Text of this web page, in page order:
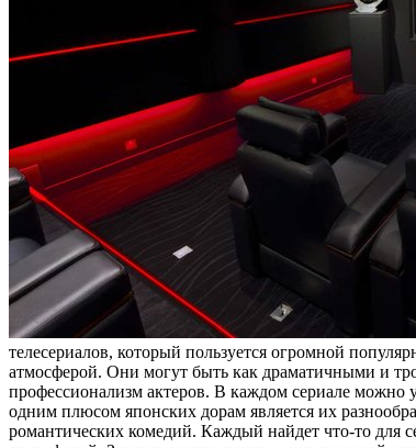
телесериалов, который пользуется огромной
атмосферой. Они могут быть как драматичными и
профессионализм актеров. В каждом сериале можно
одним плюсом японских дорам является их
романтических комедий. Каждый найдет что-то для